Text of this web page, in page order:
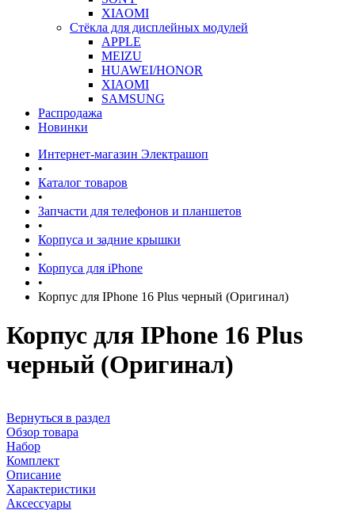
XIAOMI
Стёкла для дисплейных модулей
APPLE
MEIZU
HUAWEI/HONOR
XIAOMI
SAMSUNG
Распродажа
Новинки
Интернет-магазин Электрашоп
•
Каталог товаров
•
Запчасти для телефонов и планшетов
•
Корпуса и задние крышки
•
Корпуса для iPhone
•
Корпус для IPhone 16 Plus черный (Оригинал)
Корпус для IPhone 16 Plus
черный (Оригинал)
Вернуться в раздел
Обзор товара
Набор
Комплект
Описание
Характеристики
Аксессуары